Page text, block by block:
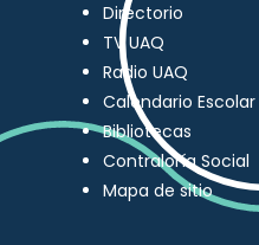
Directorio
TV UAQ
Radio UAQ
Calendario Escolar
Bibliotecas
Contraloría Social
Mapa de sitio